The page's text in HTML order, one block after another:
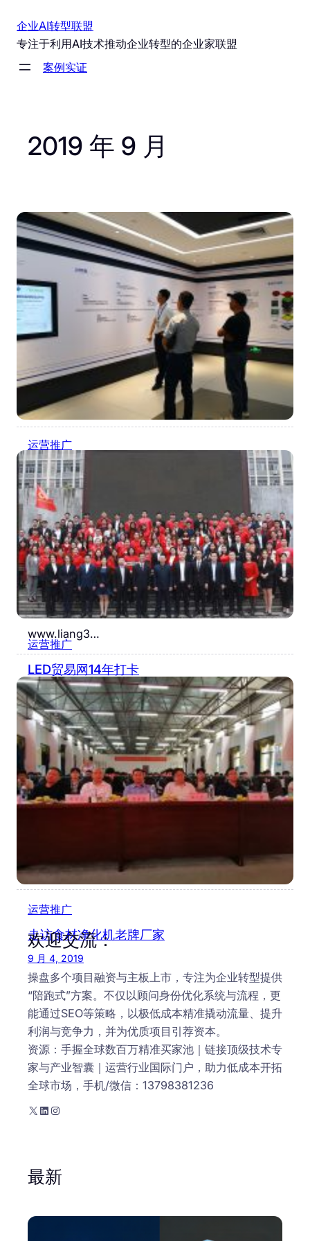
企业AI转型联盟
专注于利用AI技术推动企业转型的企业家联盟
案例实证
2019 年 9 月
运营推广
参观考察供应链企业
9 月 26, 2019
国民科技： 国民技术…
运营推广
LED贸易网14年打卡
9 月 19, 2019
www.liang3…
运营推广
走访食材净化机老牌厂家
9 月 4, 2019
欢迎交流：
操盘多个项目融资与主板上市，专注为企业转型提供
“陪跑式”方案。不仅以顾问身份优化系统与流程，更
能通过SEO等策略，以极低成本精准撬动流量、提升
利润与竞争力，并为优质项目引荐资本。
资源：手握全球数百万精准买家池｜链接顶级技术专
家与产业智囊｜运营行业国际门户，助力低成本开拓
全球市场，手机/微信：13798381236
X LinkedIn Instagram
最新